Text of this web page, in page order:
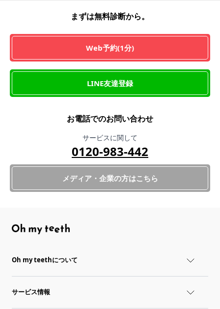
まずは無料診断から。
Web予約(1分)
LINE友達登録
お電話でのお問い合わせ
サービスに関して
0120-983-442
メディア・企業の方はこちら
Oh my teethについて
サービス情報